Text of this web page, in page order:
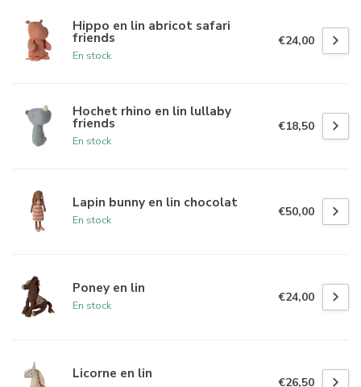
Hippo en lin abricot safari
friends
En stock
€24,00
Hochet rhino en lin lullaby
friends
En stock
€18,50
Lapin bunny en lin chocolat
En stock
€50,00
Poney en lin
En stock
€24,00
Licorne en lin
€26,50